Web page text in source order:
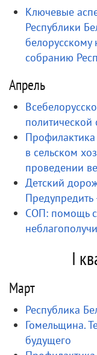
Ключевые
Республики
собранию
Апрель
политической
в сельском
проведении
Детский
Предупредить
СОП: помощь
I
Март
Республика
Гомельщина.
будущего